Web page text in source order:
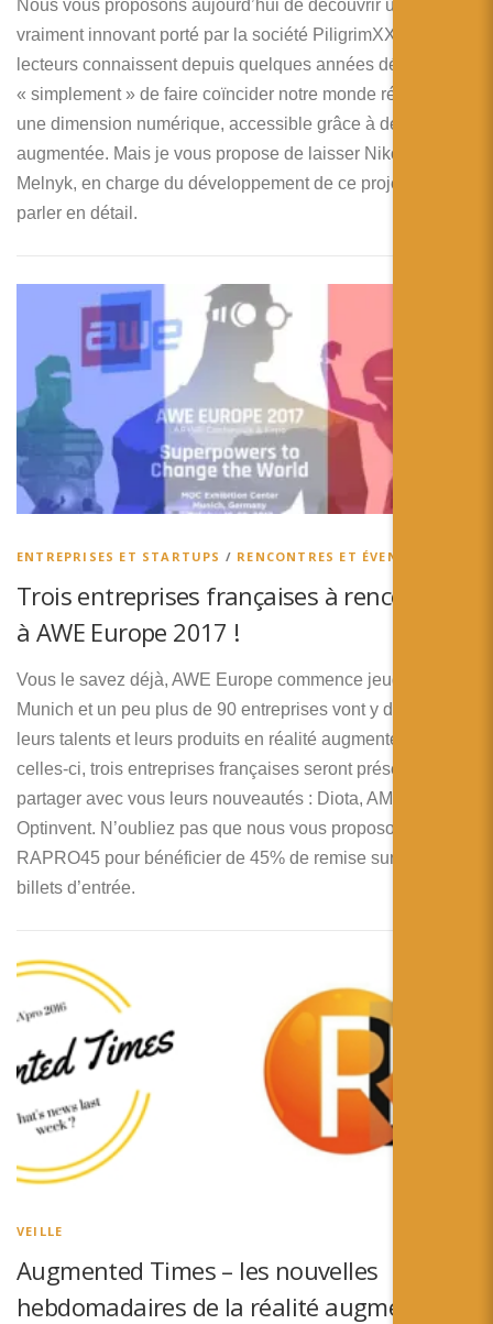
Nous vous proposons aujourd’hui de découvrir un projet
vraiment innovant porté par la société PiligrimXXI que nos
lecteurs connaissent depuis quelques années déjà. Il s’agit
« simplement » de faire coïncider notre monde réel avec
une dimension numérique, accessible grâce à de la réalité
augmentée. Mais je vous propose de laisser Nikolai
Melnyk, en charge du développement de ce projet, nous en
parler en détail.
ENTREPRISES ET STARTUPS / RENCONTRES ET ÉVENEMENTS
Trois entreprises françaises à rencontrer
à AWE Europe 2017 !
Vous le savez déjà, AWE Europe commence jeudi à
Munich et un peu plus de 90 entreprises vont y dévoiler
leurs talents et leurs produits en réalité augmentée. Parmi
celles-ci, trois entreprises françaises seront présentes pour
partager avec vous leurs nouveautés : Diota, AMA et
Optinvent. N’oubliez pas que nous vous proposons le code
RAPRO45 pour bénéficier de 45% de remise sur vos
billets d’entrée.
VEILLE
Augmented Times – les nouvelles
hebdomadaires de la réalité augmentée –